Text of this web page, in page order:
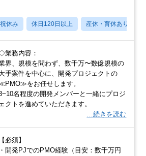
休み 休日120日以上 産休・育休あり
業務内容：
界、規模を問わず、数千万〜数億規模の
手案件を中心に、開発プロジェクトの
をお任せします。
名程度の開発メンバーと一緒にプロジ
ェクトを進めていただきます。
…続きを読む
【必須】
・開発PJでのPMO経験（目安：数千万円